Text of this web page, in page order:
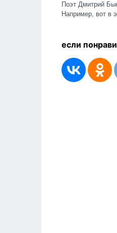
Поэт Дмитрий
Например, вот в
если